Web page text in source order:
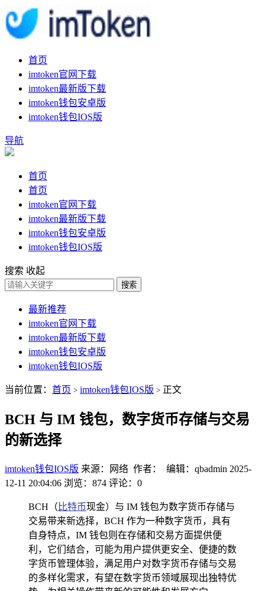
首页
imtoken官网下载
imtoken最新版下载
imtoken钱包安卓版
imtoken钱包IOS版
导航
首页
首页
imtoken官网下载
imtoken最新版下载
imtoken钱包安卓版
imtoken钱包IOS版
搜索 收起
搜索
最新推荐
imtoken官网下载
imtoken最新版下载
imtoken钱包安卓版
imtoken钱包IOS版
当前位置： 首页 > imtoken钱包IOS版 > 正文
BCH 与 IM 钱包，数字货币存储与交易
的新选择
imtoken钱包IOS版 来源：网络 作者： 编辑：qbadmin 2025-
12-11 20:04:06 浏览：874 评论：0
BCH（ 比特币现金）与 IM 钱包为数字货币存储与
交易带来新选择，BCH 作为一种数字货币，具有
自身特点，IM 钱包则在存储和交易方面提供便
利，它们结合，可能为用户提供更安全、便捷的数
字货币管理体验，满足用户对数字货币存储与交易
的多样化需求，有望在数字货币领域展现出独特优